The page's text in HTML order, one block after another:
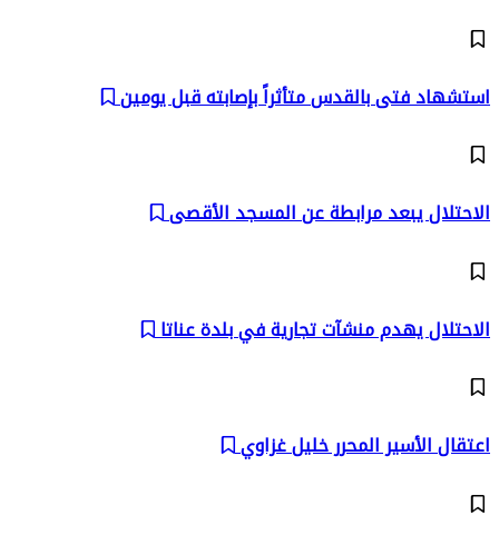
استشهاد فتى بالقدس متأثراً بإصابته قبل يومين
الاحتلال يبعد مرابطة عن المسجد الأقصى
الاحتلال يهدم منشآت تجارية في بلدة عناتا
اعتقال الأسير المحرر خليل غزاوي